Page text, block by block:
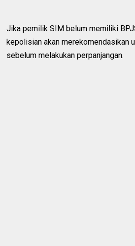
Jika pemilik SIM belum memiliki
kepolisian akan merekomendasikan
sebelum melakukan perpanjangan.